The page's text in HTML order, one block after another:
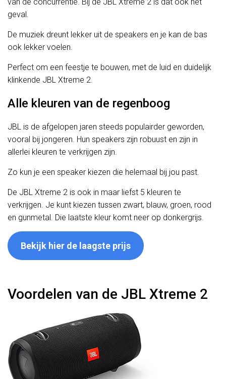
geval.
De muziek dreunt lekker uit de speakers en je kan de bas
ook lekker voelen.
Perfect om een feestje te bouwen, met de luid en duidelijk
klinkende JBL Xtreme 2.
Alle kleuren van de regenboog
JBL is de afgelopen jaren steeds populairder geworden,
vooral bij jongeren. Hun speakers zijn robuust en zijn in
allerlei kleuren te verkrijgen zijn.
Zo kun je een speaker kiezen die helemaal bij jou past.
De JBL Xtreme 2 is ook in maar liefst 5 kleuren te
verkrijgen. Je kunt kiezen tussen zwart, blauw, groen, rood
en gunmetal. Die laatste kleur komt neer op donkergrijs.
Bekijk hier de laagste prijs
Voordelen van de JBL Xtreme 2